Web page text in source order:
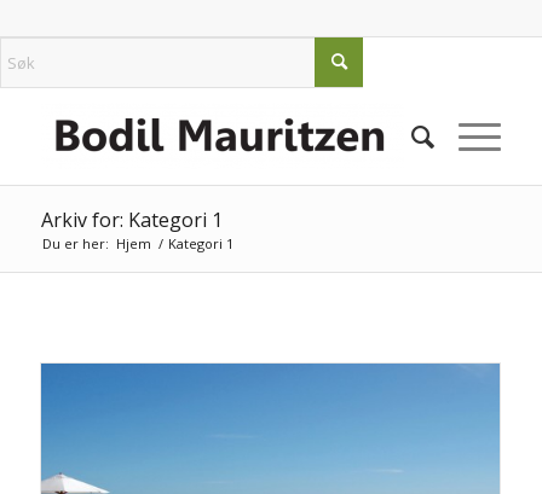
Arkiv for: Kategori 1
Du er her: Hjem / Kategori 1